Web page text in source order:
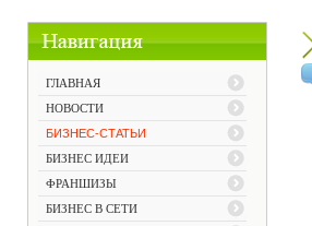
ГЛАВНАЯ
НОВОСТИ
БИЗНЕС-СТАТЬИ
БИЗНЕС ИДЕИ
ФРАНШИЗЫ
БИЗНЕС В СЕТИ